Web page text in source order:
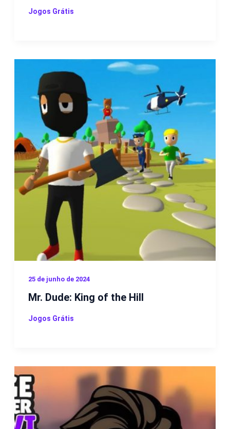
Jogos Grátis
25 de junho de 2024
Mr. Dude: King of the Hill
Jogos Grátis